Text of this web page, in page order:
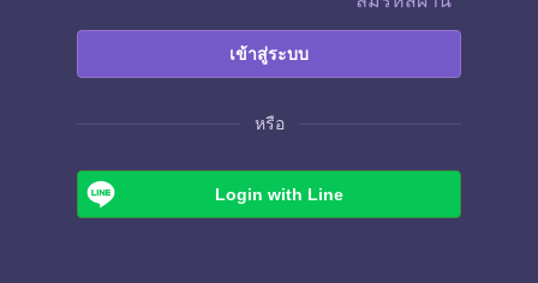
เข้าสู่ระบบ
หรือ
Login with Line